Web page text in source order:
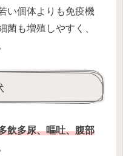
い個体よりも免疫機
菌も増殖しやすく、
飲多尿、嘔吐、腹部